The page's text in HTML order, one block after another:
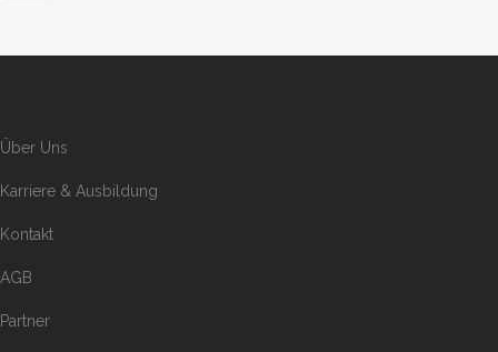
Über Uns
Karriere & Ausbildung
Kontakt
AGB
Partner